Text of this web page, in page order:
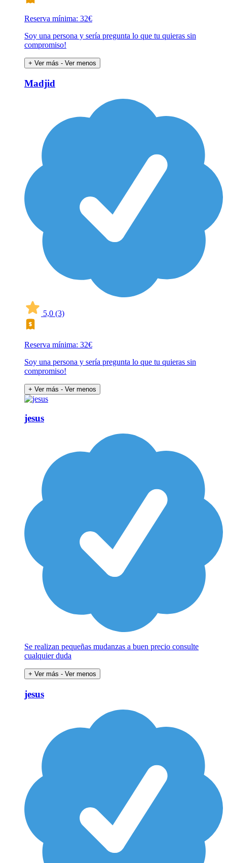
Reserva mínima: 32€
Soy una persona y sería pregunta lo que tu quieras sin
compromiso!
+ Ver más - Ver menos
Madjid
5,0 (3)
Reserva mínima: 32€
Soy una persona y sería pregunta lo que tu quieras sin
compromiso!
+ Ver más - Ver menos
jesus
Se realizan pequeñas mudanzas a buen precio consulte
cualquier duda
+ Ver más - Ver menos
jesus